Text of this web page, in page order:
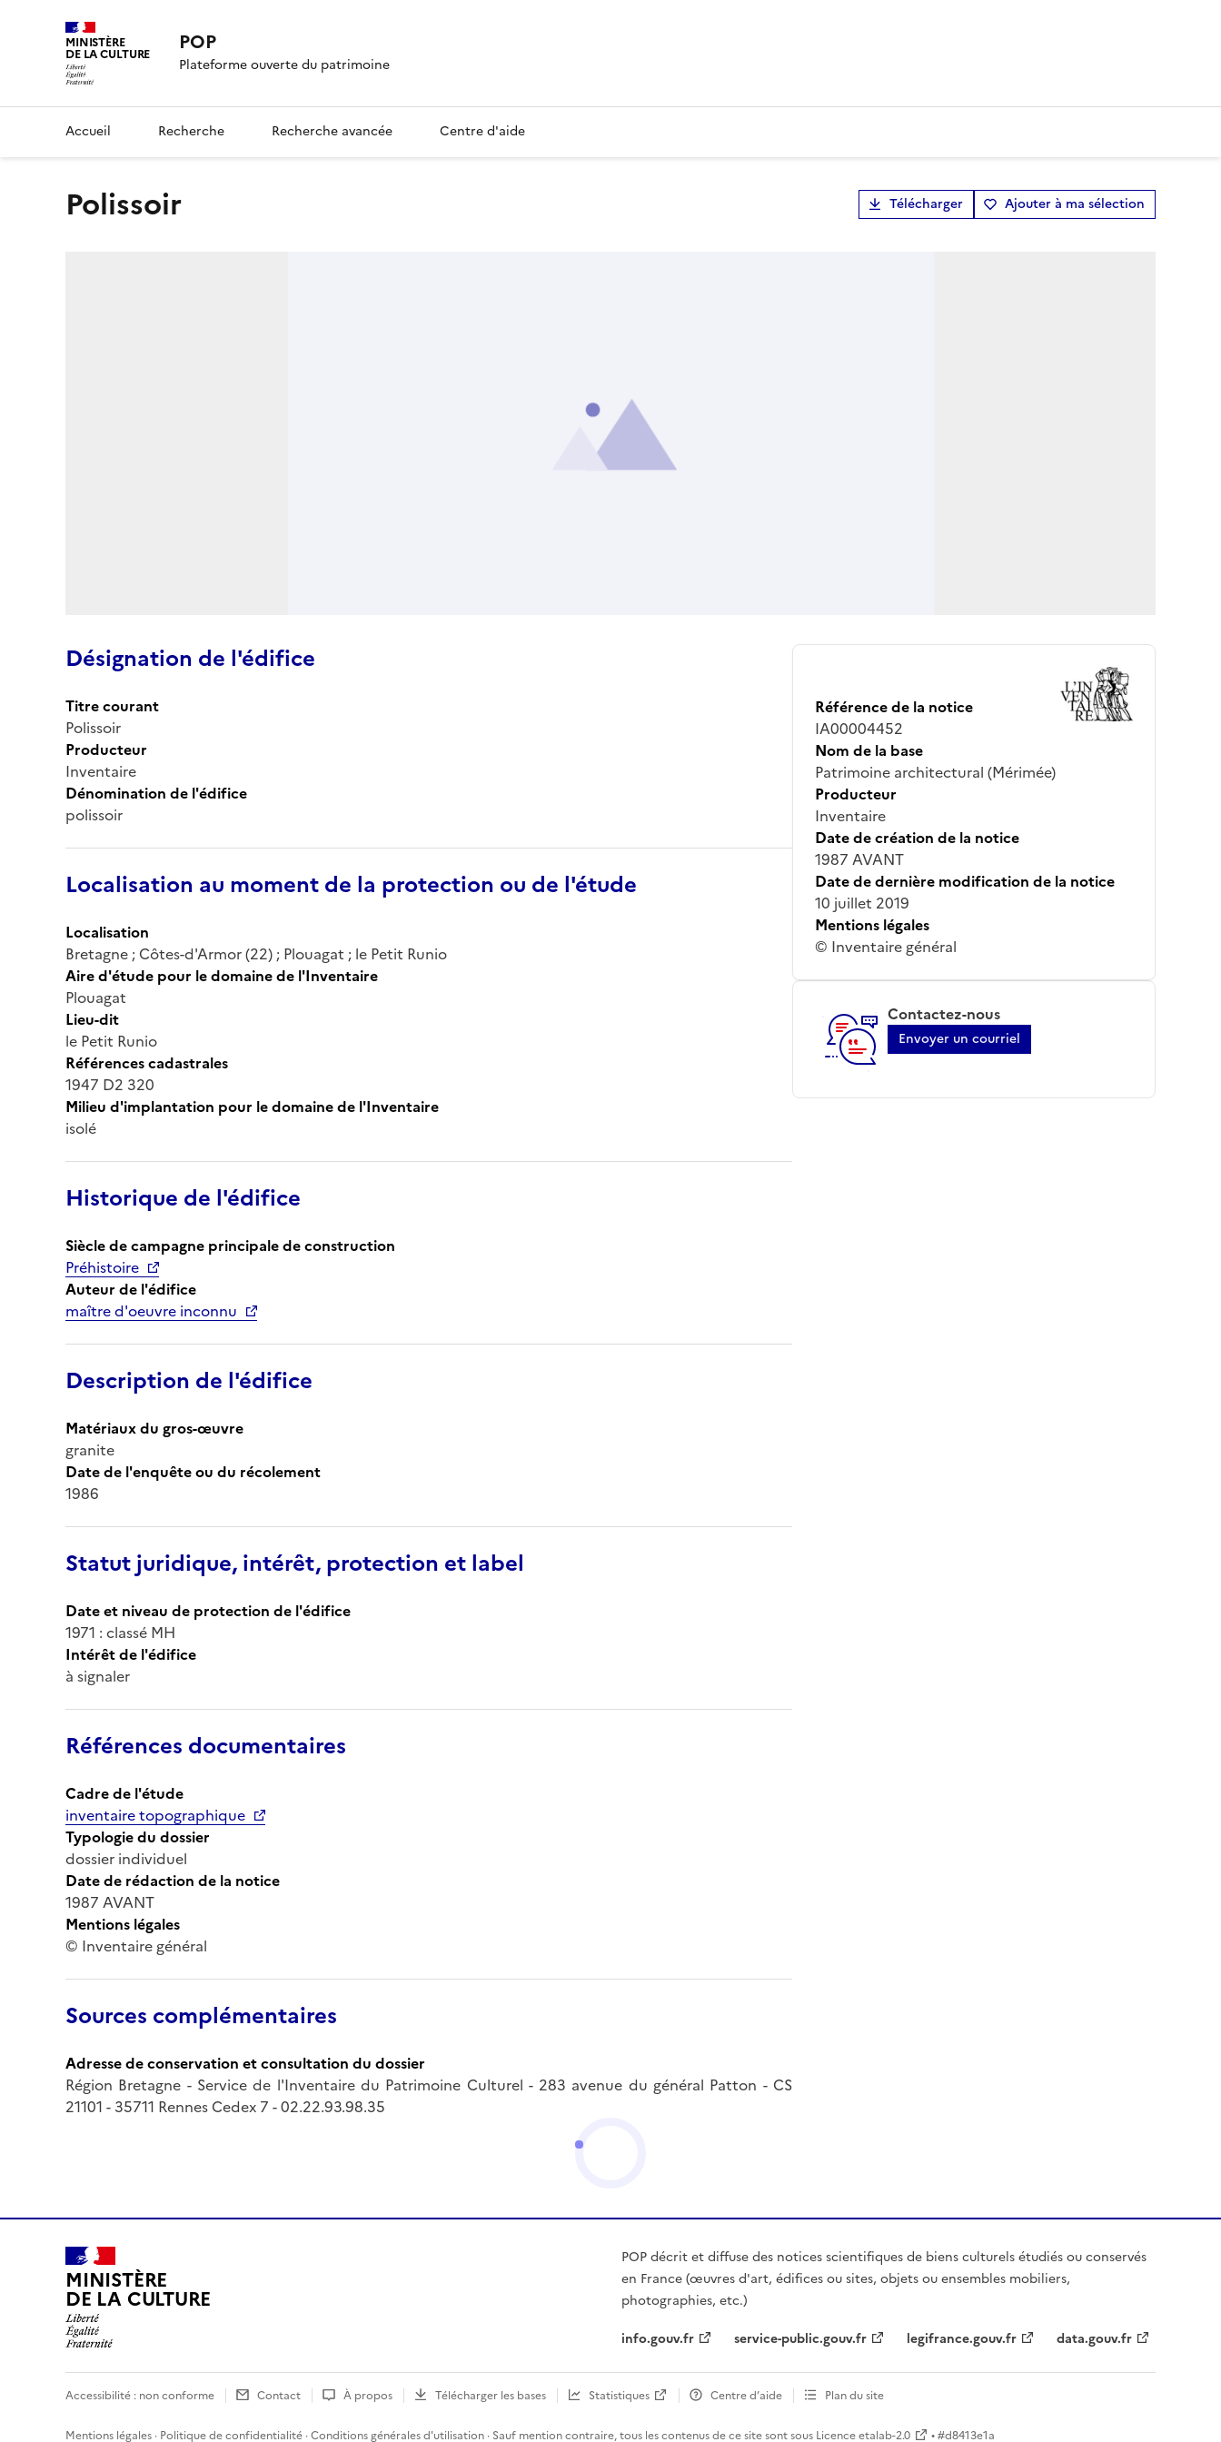
MINISTÈRE
DE LA CULTURE POP
Plateforme ouverte du patrimoine
Accueil Recherche Recherche avancée Centre d'aide
Polissoir Télécharger Ajouter à ma sélection
Désignation de l'édifice
Titre courant
Polissoir
Producteur
Inventaire
Dénomination de l'édifice
polissoir
Localisation au moment de la protection ou de l'étude
Localisation
Bretagne ; Côtes-d'Armor (22) ; Plouagat ; le Petit Runio
Aire d'étude pour le domaine de l'Inventaire
Plouagat
Lieu-dit
le Petit Runio
Références cadastrales
1947 D2 320
Milieu d'implantation pour le domaine de l'Inventaire
isolé
Historique de l'édifice
Siècle de campagne principale de construction
Préhistoire
Auteur de l'édifice
maître d'oeuvre inconnu
Description de l'édifice
Matériaux du gros-œuvre
granite
Date de l'enquête ou du récolement
1986
Statut juridique, intérêt, protection et label
Date et niveau de protection de l'édifice
1971 : classé MH
Intérêt de l'édifice
à signaler
Références documentaires
Cadre de l'étude
inventaire topographique
Typologie du dossier
dossier individuel
Date de rédaction de la notice
1987 AVANT
Mentions légales
© Inventaire général
Sources complémentaires
Adresse de conservation et consultation du dossier
Région Bretagne - Service de l'Inventaire du Patrimoine Culturel - 283 avenue du général Patton - CS
21101 - 35711 Rennes Cedex 7 - 02.22.93.98.35
Référence de la notice
IA00004452
Nom de la base
Patrimoine architectural (Mérimée)
Producteur
Inventaire
Date de création de la notice
1987 AVANT
Date de dernière modification de la notice
10 juillet 2019
Mentions légales
© Inventaire général
Contactez-nous
Envoyer un courriel
MINISTÈRE
DE LA CULTURE
POP décrit et diffuse des notices scientifiques de biens culturels étudiés ou conservés
en France (œuvres d'art, édifices ou sites, objets ou ensembles mobiliers,
photographies, etc.)
info.gouv.fr
service-public.gouv.fr legifrance.gouv.fr data.gouv.fr
Accessibilité : non conforme Contact À propos Télécharger les bases Statistiques Centre d’aide Plan du site
Mentions légales · Politique de confidentialité ·Conditions générales d'utilisation · Sauf mention contraire, tous les contenus de ce site sont sous Licence etalab-2.0 • #d8413e1a